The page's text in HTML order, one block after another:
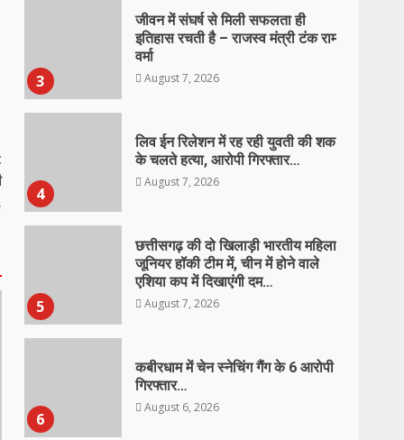
3
जीवन में संघर्ष से मिली सफलता ही
इतिहास रचती है – राजस्व मंत्री टंक राम
वर्मा
August 7, 2026
4
लिव ईन रिलेशन में रह रही युवती की शक
के चलते हत्या, आरोपी गिरफ्तार…
August 7, 2026
5
छत्तीसगढ़ की दो खिलाड़ी भारतीय महिला
जूनियर हॉकी टीम में, चीन में होने वाले
एशिया कप में दिखाएंगी दम…
August 7, 2026
6
कबीरधाम में चेन स्नेचिंग गैंग के 6 आरोपी
गिरफ्तार…
August 6, 2026